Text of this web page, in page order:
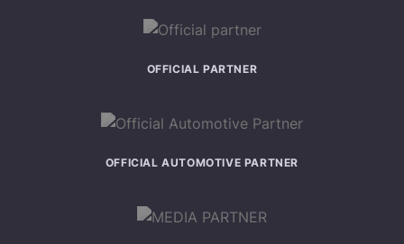
OFFICIAL PARTNER
OFFICIAL AUTOMOTIVE PARTNER